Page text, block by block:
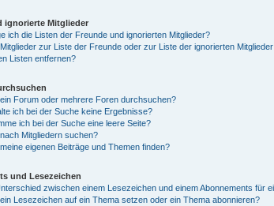
ignorierte Mitglieder
ich die Listen der Freunde und ignorierten Mitglieder?
zur Liste der Freunde oder zur Liste der ignorierten
Listen entfernen?
Forum oder mehrere Foren durchsuchen?
ich bei der Suche keine Ergebnisse?
ich bei der Suche eine leere Seite?
Mitgliedern suchen?
eigenen Beiträge und Themen finden?
und Lesezeichen
zwischen einem Lesezeichen und einem Abonnements für
Lesezeichen auf ein Thema setzen oder ein Thema abonnieren?